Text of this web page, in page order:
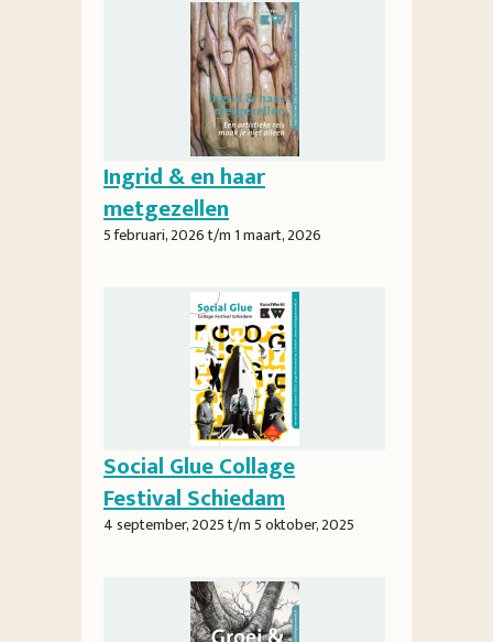
Ingrid & en haar
metgezellen
5 februari, 2026t/m 1 maart, 2026
Social Glue Collage
Festival Schiedam
4 september, 2025t/m5 oktober, 2025